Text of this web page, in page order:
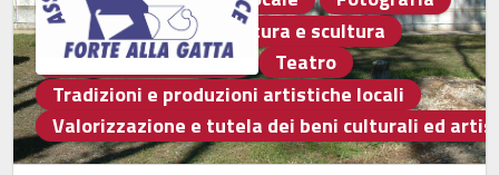
Musica e canto
Pittura e scultura
Poesia e letteratura
Teatro
Tradizioni e produzioni artistiche locali
Valorizzazione e tutela dei beni culturali ed